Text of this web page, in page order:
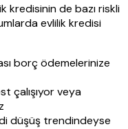
kredisinin de bazı riskli
evlilik kredisi
borç ödemelerinize
çalışıyor veya
düşüş trendindeyse